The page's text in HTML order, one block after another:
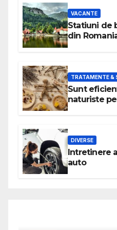
VACANTE
Statiuni de
din
TRATAMENTE &
Sunt
naturiste
DIVERSE
Intretinere
auto